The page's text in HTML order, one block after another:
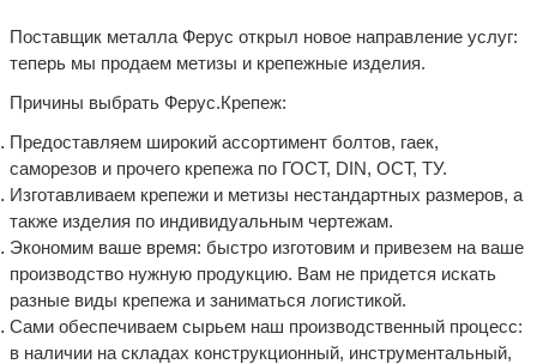
Поставщик металла Ферус открыл новое направление услуг:
теперь мы продаем метизы и крепежные изделия.
Причины выбрать Ферус.Крепеж:
Предоставляем широкий ассортимент болтов, гаек,
саморезов и прочего крепежа по ГОСТ, DIN, ОСТ, ТУ.
Изготавливаем крепежи и метизы нестандартных размеров, а
также изделия по индивидуальным чертежам.
Экономим ваше время: быстро изготовим и привезем на ваше
производство нужную продукцию. Вам не придется искать
разные виды крепежа и заниматься логистикой.
Сами обеспечиваем сырьем наш производственный процесс:
в наличии на складах конструкционный, инструментальный,